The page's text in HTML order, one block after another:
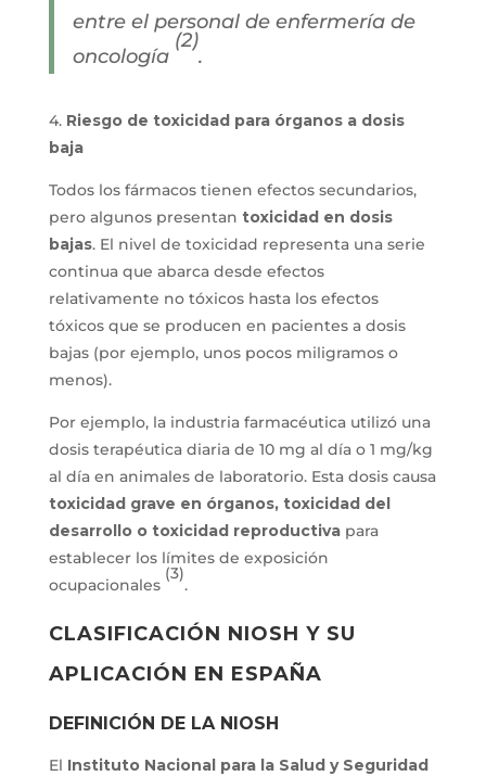
entre el personal de enfermería de
oncología
(2)
.
4. Riesgo de toxicidad para órganos a dosis
baja
Todos los fármacos tienen efectos secundarios,
pero algunos presentan toxicidad en dosis
bajas. El nivel de toxicidad representa una serie
continua que abarca desde efectos
relativamente no tóxicos hasta los efectos
tóxicos que se producen en pacientes a dosis
bajas (por ejemplo, unos pocos miligramos o
menos).
Por ejemplo, la industria farmacéutica utilizó una
dosis terapéutica diaria de 10 mg al día o 1 mg/kg
al día en animales de laboratorio. Esta dosis causa
toxicidad grave en órganos, toxicidad del
desarrollo o toxicidad reproductivapara
establecer los límites de exposición
ocupacionales
(3)
.
CLASIFICACIÓN NIOSH Y SU
APLICACIÓN EN ESPAÑA
DEFINICIÓN DE LA NIOSH
El Instituto Nacional para la Salud y Seguridad